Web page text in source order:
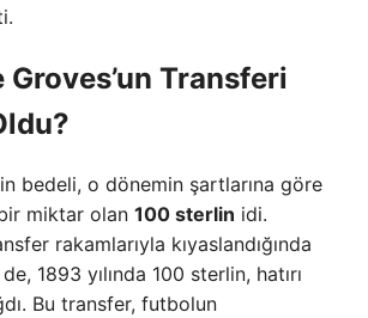
Transferi
bedeli, o dönemin şartlarına göre
miktar olan 100 sterlin idi.
rakamlarıyla kıyaslandığında
1893 yılında 100 sterlin, hatırı
Bu transfer, futbolun